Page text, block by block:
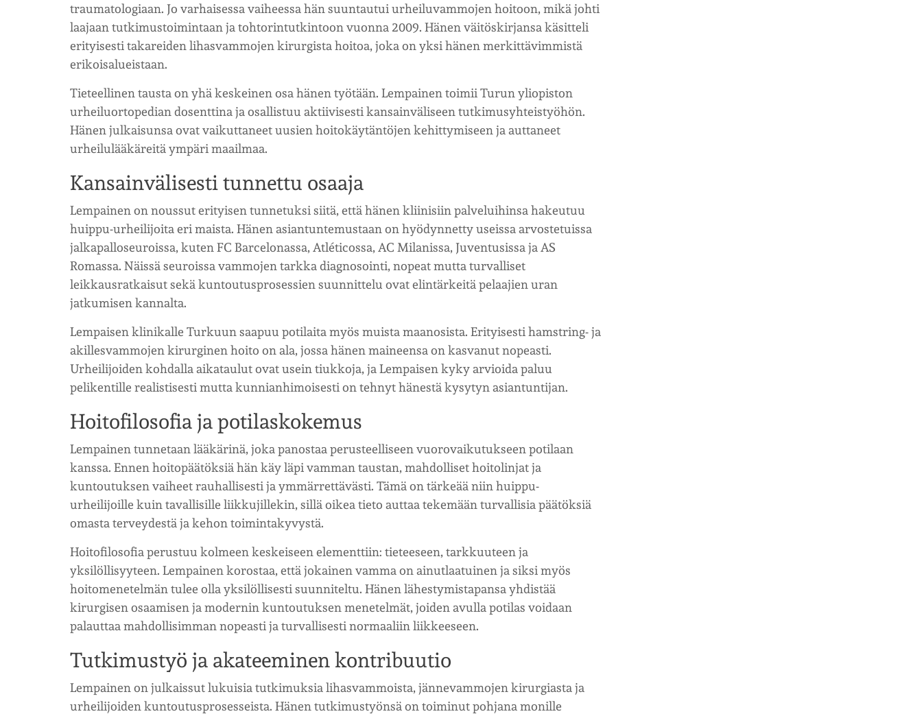
traumatologiaan. Jo varhaisessa vaiheessa hän suuntautui urheiluvammojen hoitoon, mikä johti
laajaan tutkimustoimintaan ja tohtorintutkintoon vuonna 2009. Hänen väitöskirjansa käsitteli
erityisesti takareiden lihasvammojen kirurgista hoitoa, joka on yksi hänen merkittävimmistä
erikoisalueistaan.
Tieteellinen tausta on yhä keskeinen osa hänen työtään. Lempainen toimii Turun yliopiston
urheiluortopedian dosenttina ja osallistuu aktiivisesti kansainväliseen tutkimusyhteistyöhön.
Hänen julkaisunsa ovat vaikuttaneet uusien hoitokäytäntöjen kehittymiseen ja auttaneet
urheilulääkäreitä ympäri maailmaa.
Kansainvälisesti tunnettu osaaja
Lempainen on noussut erityisen tunnetuksi siitä, että hänen kliinisiin palveluihinsa hakeutuu
huippu-urheilijoita eri maista. Hänen asiantuntemustaan on hyödynnetty useissa arvostetuissa
jalkapalloseuroissa, kuten FC Barcelonassa, Atléticossa, AC Milanissa, Juventusissa ja AS
Romassa. Näissä seuroissa vammojen tarkka diagnosointi, nopeat mutta turvalliset
leikkausratkaisut sekä kuntoutusprosessien suunnittelu ovat elintärkeitä pelaajien uran
jatkumisen kannalta.
Lempaisen klinikalle Turkuun saapuu potilaita myös muista maanosista. Erityisesti hamstring- ja
akillesvammojen kirurginen hoito on ala, jossa hänen maineensa on kasvanut nopeasti.
Urheilijoiden kohdalla aikataulut ovat usein tiukkoja, ja Lempaisen kyky arvioida paluu
pelikentille realistisesti mutta kunnianhimoisesti on tehnyt hänestä kysytyn asiantuntijan.
Hoitofilosofia ja potilaskokemus
Lempainen tunnetaan lääkärinä, joka panostaa perusteelliseen vuorovaikutukseen potilaan
kanssa. Ennen hoitopäätöksiä hän käy läpi vamman taustan, mahdolliset hoitolinjat ja
kuntoutuksen vaiheet rauhallisesti ja ymmärrettävästi. Tämä on tärkeää niin huippu-
urheilijoille kuin tavallisille liikkujillekin, sillä oikea tieto auttaa tekemään turvallisia päätöksiä
omasta terveydestä ja kehon toimintakyvystä.
Hoitofilosofia perustuu kolmeen keskeiseen elementtiin: tieteeseen, tarkkuuteen ja
yksilöllisyyteen. Lempainen korostaa, että jokainen vamma on ainutlaatuinen ja siksi myös
hoitomenetelmän tulee olla yksilöllisesti suunniteltu. Hänen lähestymistapansa yhdistää
kirurgisen osaamisen ja modernin kuntoutuksen menetelmät, joiden avulla potilas voidaan
palauttaa mahdollisimman nopeasti ja turvallisesti normaaliin liikkeeseen.
Tutkimustyö ja akateeminen kontribuutio
Lempainen on julkaissut lukuisia tutkimuksia lihasvammoista, jännevammojen kirurgiasta ja
urheilijoiden kuntoutusprosesseista. Hänen tutkimustyönsä on toiminut pohjana monille